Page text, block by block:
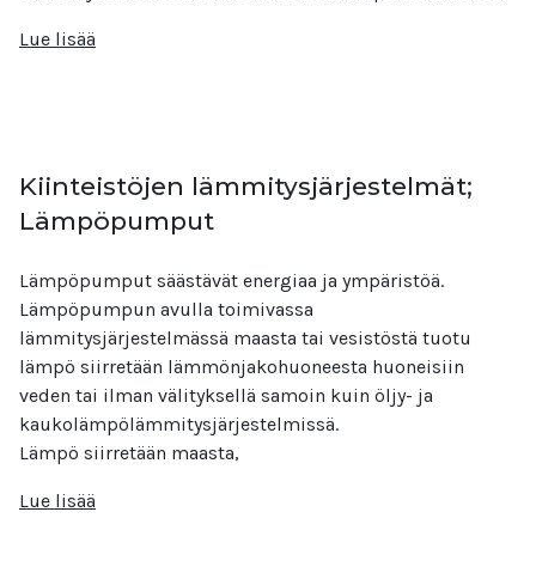
Lue lisää
Kiinteistöjen lämmitysjärjestelmät;
Lämpöpumput
Lämpöpumput säästävät energiaa ja ympäristöä.
Lämpöpumpun avulla toimivassa
lämmitysjärjestelmässä maasta tai vesistöstä tuotu
lämpö siirretään lämmönjakohuoneesta huoneisiin
veden tai ilman välityksellä samoin kuin öljy- ja
kaukolämpölämmitysjärjestelmissä.
Lämpö siirretään maasta,
Lue lisää